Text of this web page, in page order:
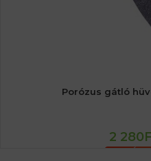
Porózus gátló
2 280